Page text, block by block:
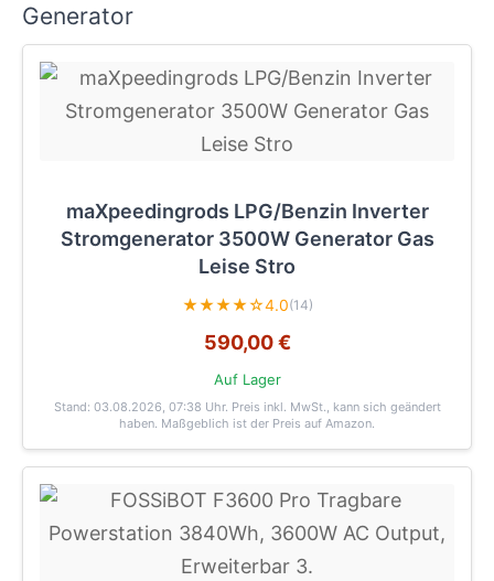
Generator
maXpeedingrods LPG/Benzin Inverter
Stromgenerator 3500W Generator Gas
Leise Stro
★★★★☆4.0(14)
590,00 €
Auf Lager
Stand: 03.08.2026, 07:38 Uhr. Preis inkl. MwSt., kann sich geändert
haben. Maßgeblich ist der Preis auf Amazon.